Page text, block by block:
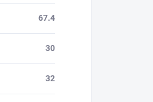
67.4
30
32